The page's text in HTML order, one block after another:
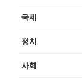
국제
정치
사회